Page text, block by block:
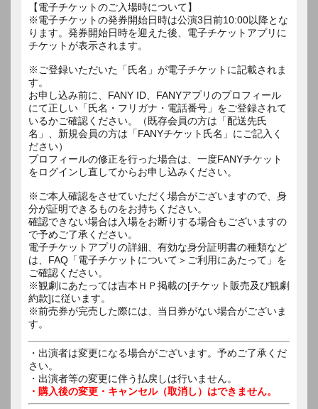
【電子チケットのご入場時について】
※電子チケットの発券開始日時は公演3日前10:00以降とな
ります。発券開始日時を迎えた後、電子チケットアプリに
チケットが表示されます。
※ご登録いただいた「氏名」が電子チケットに記載されま
す。
お申し込み前に、FANY ID、FANYアプリのプロフィール
にて正しい「氏名・フリガナ・電話番号」をご登録されて
いるかご確認ください。（既存会員の方は「配送先氏
名」、新規会員の方は「FANYチケット氏名」にご記入く
ださい）
プロフィールの修正を行った場合は、一度FANYチケット
をログインし直してからお申し込みください。
※ご本人確認をさせていただく場合がございますので、身
分が証明できるものをお持ちください。
確認できない場合は入場をお断りする場合もございますの
で予めご了承ください。
電子チケットアプリの詳細、有効な身分証明書の種類など
は、FAQ「電子チケットについて＞ご利用にあたって」を
ご確認ください。
※観劇にあたっては吉本ＨＰ掲載の[チケット販売及び観劇
約款]に従います。
※前売券が完売した際には、当日券がない場合がございま
す。
・出演者は変更になる場合がございます。予めご了承くだ
さい。
・出演者等の変更に伴う払戻しは行いません。
・購入後の変更・キャンセル（取消し）はできません。